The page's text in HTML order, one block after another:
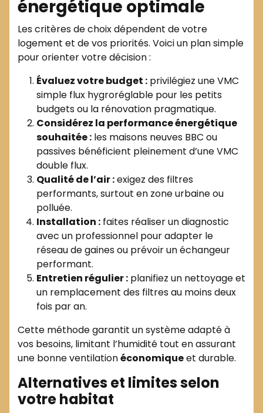
énergétique optimale
Les critères de choix dépendent de votre
logement et de vos priorités. Voici un plan simple
pour orienter votre décision :
Évaluez votre budget : privilégiez une VMC
simple flux hygroréglable pour les petits
budgets ou la rénovation pragmatique.
Considérez la performance énergétique
souhaitée : les maisons neuves BBC ou
passives bénéficient pleinement d’une VMC
double flux.
Qualité de l’air :exigez des filtres
performants, surtout en zone urbaine ou
polluée.
Installation : faites réaliser un diagnostic
avec un professionnel pour adapter le
réseau de gaines ou prévoir un échangeur
performant.
Entretien régulier : planifiez un nettoyage et
un remplacement des filtres au moins deux
fois par an.
Cette méthode garantit un système adapté à
vos besoins, limitant l’humidité tout en assurant
une bonne ventilationéconomiqueet durable.
Alternatives et limites selon
votre habitat